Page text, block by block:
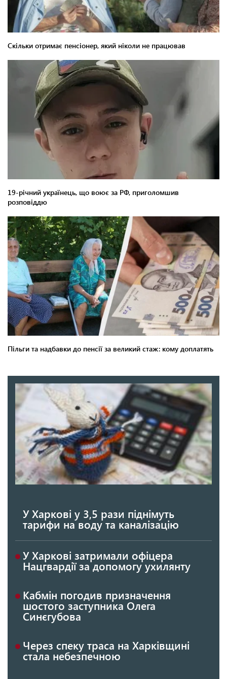
У Харкові у 3,5 рази піднімуть
тарифи на воду та каналізацію
У Харкові затримали офіцера
Нацгвардії за допомогу ухилянту
Кабмін погодив призначення
шостого заступника Олега
Синєгубова
Через спеку траса на Харківщині
стала небезпечною